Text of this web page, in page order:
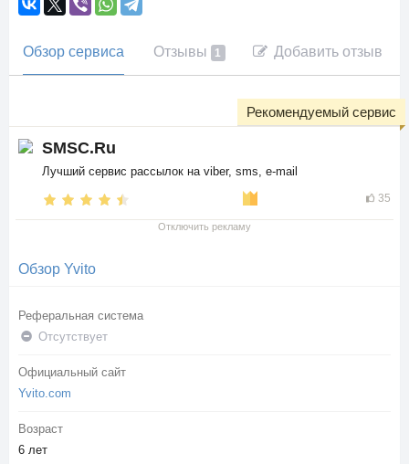
Обзор сервиса Отзывы 1 Добавить отзыв
SMSC.Ru
Лучший сервис рассылок на viber, sms, e-mail
35
Рекомендуемый сервис
Отключить рекламу
Обзор Yvito
Реферальная система
Отсутствует
Официальный сайт
Yvito.com
Возраст
6 лет